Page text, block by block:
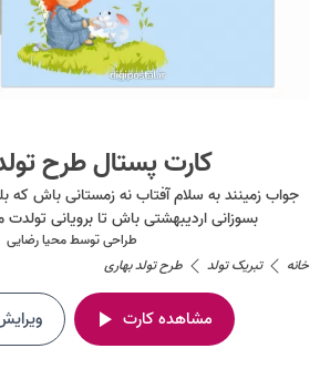
کارت پستال طرح
جواب زمینند به سلام آفتاب نه زمستانی باش که
بسوزانی اردیبهشتی باش تا برویانی تولدت
طراحی توسطمحیا رضایی
خانه
تبریک تولد طرح تولد بهاری
مشاهده کارت